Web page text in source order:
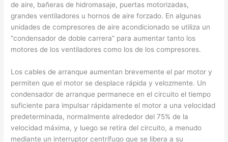
de aire, bañeras de hidromasaje, puertas motorizadas,
grandes ventiladores u hornos de aire forzado. En algunas
unidades de compresores de aire acondicionado se utiliza un
“condensador de doble carrera” para aumentar tanto los
motores de los ventiladores como los de los compresores.
Los cables de arranque aumentan brevemente el par motor y
permiten que el motor se desplace rápida y velozmente. Un
condensador de arranque permanece en el circuito el tiempo
suficiente para impulsar rápidamente el motor a una velocidad
predeterminada, normalmente alrededor del 75% de la
velocidad máxima, y luego se retira del circuito, a menudo
mediante un interruptor centrífugo que se libera a su